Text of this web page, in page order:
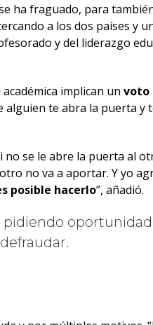
ha fraguado, para
a los dos países y
y del liderazgo
implican un voto
te abra la puerta y
se le abre la puerta al
no va a aportar. Y yo
posible hacerlo”, añadió.
pidiendo